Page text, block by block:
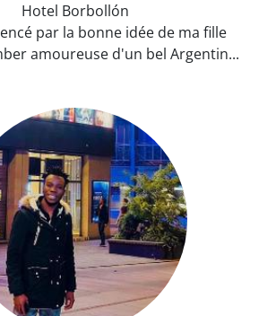
Hotel Borbollón
par la bonne idée de ma fille
amoureuse d'un bel Argentin...